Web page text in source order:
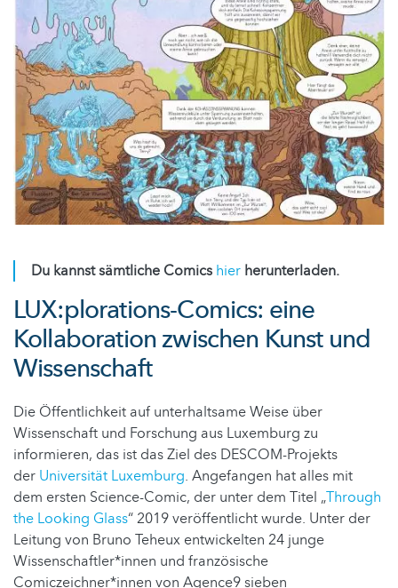
Du kannst sämtliche Comics hier herunterladen.
LUX:plorations-Comics: eine
Kollaboration zwischen Kunst und
Wissenschaft
Die Öffentlichkeit auf unterhaltsame Weise über
Wissenschaft und Forschung aus Luxemburg zu
informieren, das ist das Ziel des DESCOM-Projekts
der Universität Luxemburg. Angefangen hat alles mit
dem ersten Science-Comic, der unter dem Titel „Through
the Looking Glass“ 2019 veröffentlicht wurde. Unter der
Leitung von Bruno Teheux entwickelten 24 junge
Wissenschaftler*innen und französische
Comiczeichner*innen von Agence9 sieben